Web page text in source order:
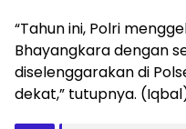
“Tahun ini, Polri
Bhayangkara dengan
diselenggarakan di
dekat,” tutupnya.